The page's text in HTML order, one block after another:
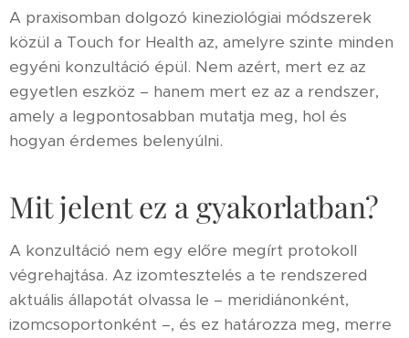
A praxisomban dolgozó kineziológiai módszerek
közül a Touch for Health az, amelyre szinte minden
egyéni konzultáció épül. Nem azért, mert ez az
egyetlen eszköz – hanem mert ez az a rendszer,
amely a legpontosabban mutatja meg, hol és
hogyan érdemes belenyúlni.
Mit jelent ez a gyakorlatban?
A konzultáció nem egy előre megírt protokoll
végrehajtása. Az izomtesztelés a te rendszered
aktuális állapotát olvassa le – meridiánonként,
izomcsoportonként –, és ez határozza meg, merre